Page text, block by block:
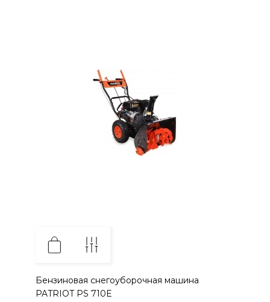
Бензиновая снегоуборочная машина
PATRIOT PS 710E